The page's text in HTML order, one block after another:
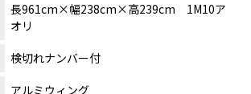
長961cm×幅238cm×高239cm 1M10ア
オリ
検切れナンバー付
アルミウィング